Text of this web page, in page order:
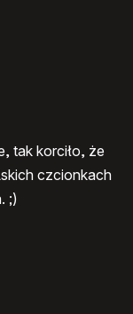
tak korciło, że
czcionkach
;)